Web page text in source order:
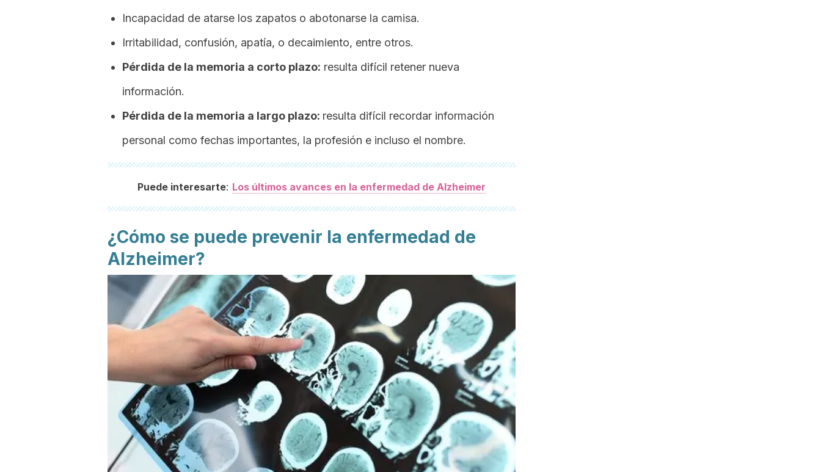
Incapacidad de atarse los zapatos o abotonarse la camisa.
Irritabilidad, confusión, apatía, o decaimiento, entre otros.
Pérdida de la memoria a corto plazo: resulta difícil retener nueva
información.
Pérdida de la memoria a largo plazo: resulta difícil recordar información
personal como fechas importantes, la profesión e incluso el nombre.
Puede interesarte: Los últimos avances en la enfermedad de Alzheimer
¿Cómo se puede prevenir la enfermedad de
Alzheimer?